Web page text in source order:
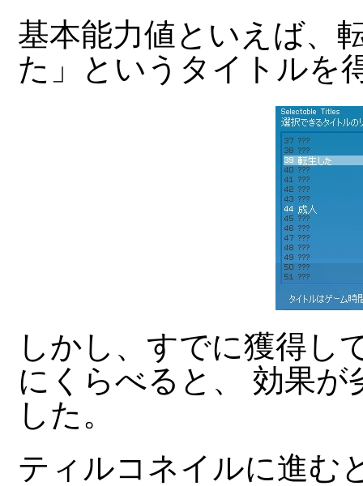
基本能力値といえば、
た」というタイトルを
しかし、すでに獲得し
にくらべると、 効果
した。
ティルコネイルに進む